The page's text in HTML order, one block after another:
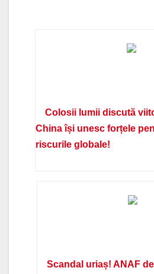
Colosii lumii discută
China își unesc forțele
riscurile globale!
Scandal uriaș! ANAF